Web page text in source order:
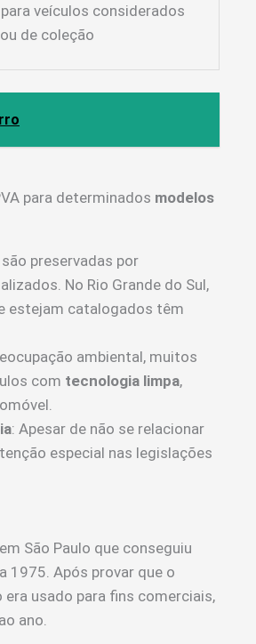
veículos considerados
ou de coleção
para determinados modelos
preservadas por
No Rio Grande do Sul,
estejam catalogados têm
ambiental, muitos
com tecnologia limpa,
: Apesar de não se relacionar
especial nas legislações
São Paulo que conseguiu
1975. Após provar que o
era usado para fins comerciais,
ano.